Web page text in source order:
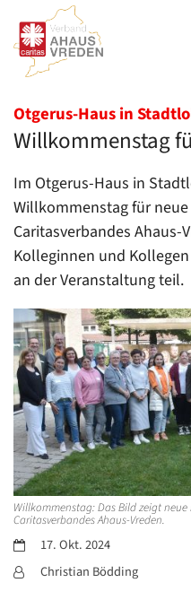
Zum Inhalt springen
Otgerus-Haus in
Willkommenstag
Im Otgerus-Haus in
Willkommenstag für
Caritasverbandes Ahaus-
Kolleginnen und
an der Veranstaltung teil.
Willkommenstag: Das Bild zeigt
Caritasverbandes Ahaus-Vreden.
Datum:17. Okt. 2024
Von:
Christian Bödding